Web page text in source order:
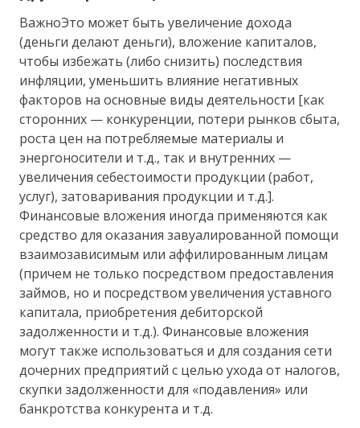
ВажноЭто может быть увеличение дохода
(деньги делают деньги), вложение капиталов,
чтобы избежать (либо снизить) последствия
инфляции, уменьшить влияние негативных
факторов на основные виды деятельности [как
сторонних — конкуренции, потери рынков сбыта,
роста цен на потребляемые материалы и
энергоносители и т.д., так и внутренних —
увеличения себестоимости продукции (работ,
услуг), затоваривания продукции и т.д.].
Финансовые вложения иногда применяются как
средство для оказания завуалированной помощи
взаимозависимым или аффилированным лицам
(причем не только посредством предоставления
займов, но и посредством увеличения уставного
капитала, приобретения дебиторской
задолженности и т.д.). Финансовые вложения
могут также использоваться и для создания сети
дочерних предприятий с целью ухода от налогов,
скупки задолженности для «подавления» или
банкротства конкурента и т.д.